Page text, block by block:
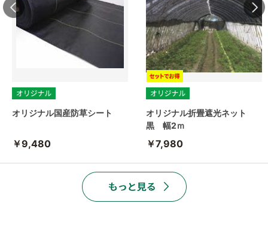
オリジナル国産防草シート
￥9,480
オリジナル折畳遮光ネット
黒 幅2ｍ
￥7,980